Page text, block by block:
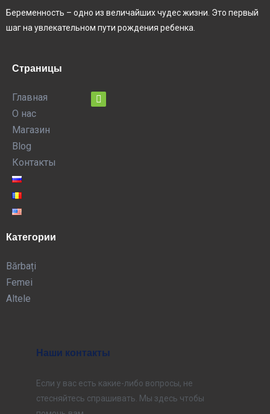
Беременность – одно из величайших чудес жизни. Это первый
шаг на увлекательном пути рождения ребенка.
Страницы
Главная
О нас
Магазин
Blog
Контакты
Категории
Bărbați
Femei
Altele
Наши контакты
Если у вас есть какие-либо вопросы, не
стесняйтесь спрашивать. Мы здесь чтобы